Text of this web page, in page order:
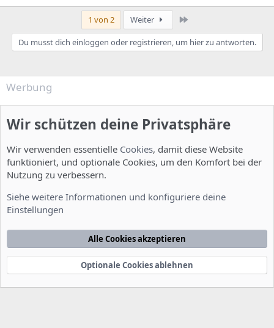
1 von 2 Weiter
Du musst dich einloggen oder registrieren, um hier zu antworten.
Werbung
Nutzungsbedingungen Datenschutzerklärung
Startseite
e
Community platform by XenForo® © 2010-2022 XenForo Ltd.
xenDach©2010-2014
Wir schützen deine Privatsphäre
Wir verwenden essentielle Cookies, damit diese Website
funktioniert, und optionale Cookies, um den Komfort bei der
Nutzung zu verbessern.
Siehe weitere Informationen und konfiguriere deine
Einstellungen
Alle Cookies akzeptieren
Optionale Cookies ablehnen